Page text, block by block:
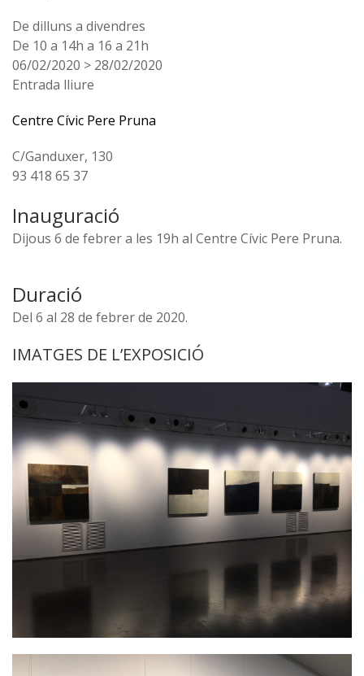
De dilluns a divendres
De 10 a 14h a 16 a 21h
06/02/2020 > 28/02/2020
Entrada lliure
Centre Cívic Pere Pruna
C/Ganduxer, 130
93 418 65 37
Inauguració
Dijous 6 de febrer a les 19h al Centre Cívic Pere Pruna.
Duració
Del 6 al 28 de febrer de 2020.
IMATGES DE L’EXPOSICIÓ